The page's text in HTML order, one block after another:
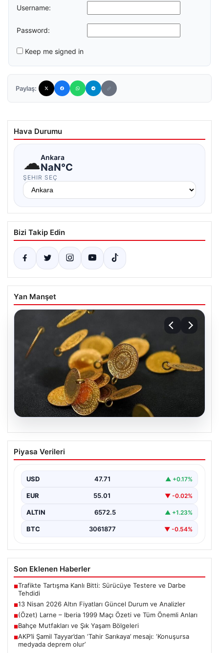
Username:
Password:
Keep me signed in
Paylaş:
Hava Durumu
☁Ankara
NaN°C
ŞEHIR SEÇ
Bizi Takip Edin
Yan Manşet
05.08.2026
13 Nisan 2026 Altın Fiyatları Güncel
Durum ve Analizler
uluslararası gelişmeler ve jeopolitical riskler nedeniyle
oldukça dalgalı…
Piyasa Verileri
USD 47.71 ▲ +0.17%
EUR 55.01 ▼ -0.02%
ALTIN 6572.5 ▲ +1.23%
BTC 3061877 ▼ -0.54%
Son Eklenen Haberler
■Trafikte Tartışma Kanlı Bitti: Sürücüye Testere ve Darbe
Tehdidi
■13 Nisan 2026 Altın Fiyatları Güncel Durum ve Analizler
■(Özet) Larne – Iberia 1999 Maçı Özeti ve Tüm Önemli Anları
■Bahçe Mutfakları ve Şık Yaşam Bölgeleri
■AKP’li Şamil Tayyar’dan ‘Tahir Sarıkaya’ mesajı: ‘Konuşursa
medyada deprem olur’